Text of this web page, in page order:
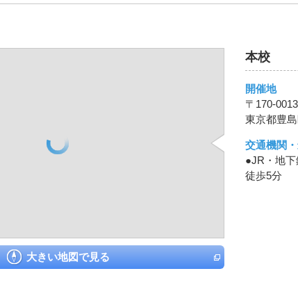
大きい地図で見る
本校
開催地
〒170-0013
東京都豊
交通機関
●JR・地
徒歩5分